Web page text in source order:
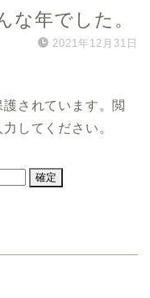
な年でした。
2021年12月31日
されています。閲
してください。